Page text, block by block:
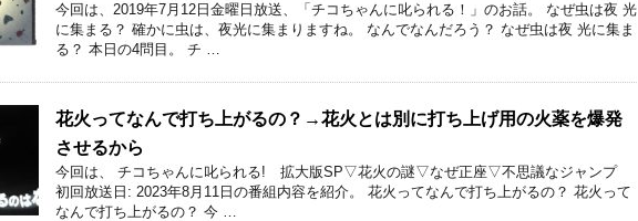
今回は、2019年7月12日金曜日放送、「チコちゃんに叱られる！」のお話。 なぜ虫は夜 光
に集まる？ 確かに虫は、夜光に集まりますね。 なんでなんだろう？ なぜ虫は夜 光に集ま
る？ 本日の4問目。 チ …
花火ってなんで打ち上がるの？→花火とは別に打ち上げ用の火薬を爆発
させるから
今回は、 チコちゃんに叱られる! 拡大版SP▽花火の謎▽なぜ正座▽不思議なジャンプ
初回放送日: 2023年8月11日の番組内容を紹介。 花火ってなんで打ち上がるの？ 花火って
なんで打ち上がるの？ 今 …